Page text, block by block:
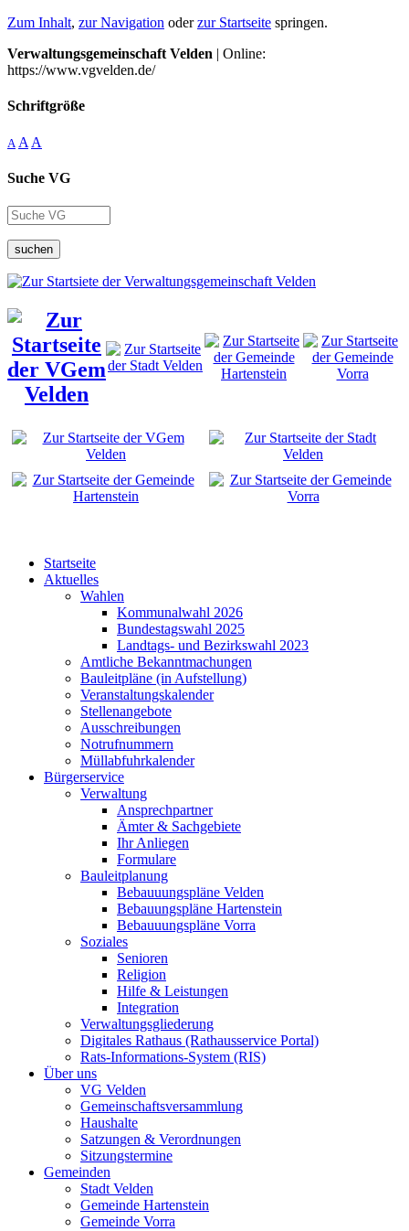
Zum Inhalt, zur Navigation oderzur Startseite springen.
Verwaltungsgemeinschaft Velden | Online:
https://www.vgvelden.de/
Schriftgröße
A A A
Suche VG
suchen
Startseite
Aktuelles
Wahlen
Kommunalwahl 2026
Bundestagswahl 2025
Landtags- und Bezirkswahl 2023
Amtliche Bekanntmachungen
Bauleitpläne (in Aufstellung)
Veranstaltungskalender
Stellenangebote
Ausschreibungen
Notrufnummern
Müllabfuhrkalender
Bürgerservice
Verwaltung
Ansprechpartner
Ämter & Sachgebiete
Ihr Anliegen
Formulare
Bauleitplanung
Bebauuungspläne Velden
Bebauungspläne Hartenstein
Bebauuungspläne Vorra
Soziales
Senioren
Religion
Hilfe & Leistungen
Integration
Verwaltungsgliederung
Digitales Rathaus (Rathausservice Portal)
Rats-Informations-System (RIS)
Über uns
VG Velden
Gemeinschaftsversammlung
Haushalte
Satzungen & Verordnungen
Sitzungstermine
Gemeinden
Stadt Velden
Gemeinde Hartenstein
Gemeinde Vorra